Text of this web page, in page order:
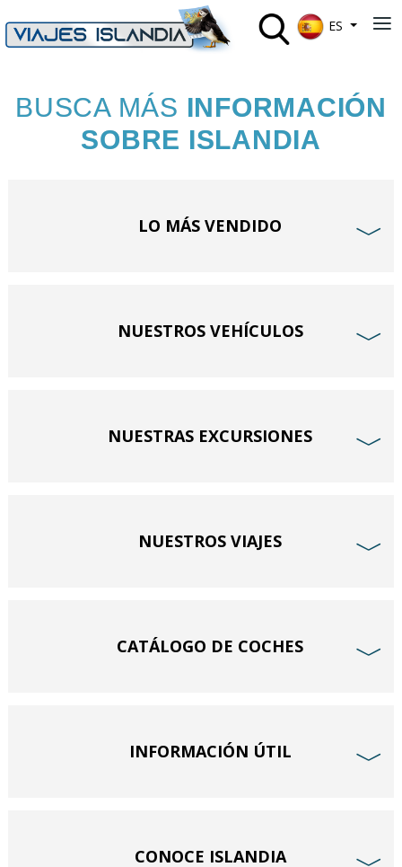
ES
BUSCA MÁS INFORMACIÓN
SOBRE ISLANDIA
LO MÁS VENDIDO ﹀
NUESTROS VEHÍCULOS ﹀
NUESTRAS EXCURSIONES ﹀
NUESTROS VIAJES ﹀
CATÁLOGO DE COCHES ﹀
INFORMACIÓN ÚTIL ﹀
CONOCE ISLANDIA
≡